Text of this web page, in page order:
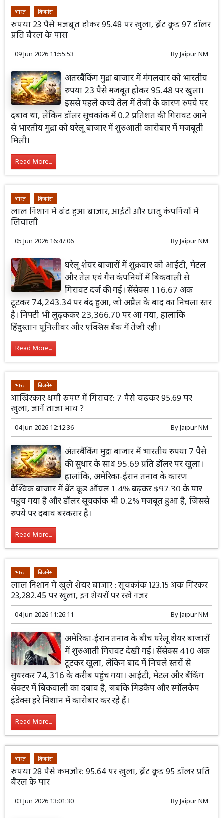
भारत बिजनेस
रुपया 23 पैसे मजबूत होकर 95.48 पर खुला, ब्रेंट क्रूड 97 डॉलर
प्रति बैरल के पास
09 Jun 2026 11:55:53 ByJaipur NM
अंतरबैंकिंग मुद्रा बाजार में मंगलवार को भारतीय
रुपया 23 पैसे मजबूत होकर 95.48 पर खुला।
इससे पहले कच्चे तेल में तेजी के कारण रुपये पर
दबाव था, लेकिन डॉलर सूचकांक में 0.2 प्रतिशत की गिरावट आने
से भारतीय मुद्रा को घरेलू बाजार में शुरुआती कारोबार में मजबूती
मिली।
Read More...
भारत बिजनेस
लाल निशान में बंद हुआ बाजार, आईटी और धातु कंपनियों में
लिवाली
05 Jun 2026 16:47:06 ByJaipur NM
घरेलू शेयर बाजारों में शुक्रवार को आईटी, मेटल
और तेल एवं गैस कंपनियों में बिकवाली से
गिरावट दर्ज की गई। सेंसेक्स 116.67 अंक
टूटकर 74,243.34 पर बंद हुआ, जो अप्रैल के बाद का निचला स्तर
है। निफ्टी भी लुढ़ककर 23,366.70 पर आ गया, हालांकि
हिंदुस्तान यूनिलीवर और एक्सिस बैंक में तेजी रही।
Read More...
भारत बिजनेस
आखिरकार थमी रूपए में गिरावट: 7 पैसे चढ़कर 95.69 पर
खुला, जानें ताजा भाव ?
04 Jun 2026 12:12:36 ByJaipur NM
अंतरबैंकिंग मुद्रा बाजार में भारतीय रुपया 7 पैसे
की सुधार के साथ 95.69 प्रति डॉलर पर खुला।
हालांकि, अमेरिका-ईरान तनाव के कारण
वैश्विक बाजार में ब्रेंट क्रूड ऑयल 1.4% बढ़कर $97.30 के पार
पहुंच गया है और डॉलर सूचकांक भी 0.2% मजबूत हुआ है, जिससे
रुपये पर दबाव बरकरार है।
Read More...
भारत बिजनेस
लाल निशान में खुले शेयर बाजार : सूचकांक 123.15 अंक गिरकर
23,282.45 पर खुला, इन शेयरों पर रखें नज़र
04 Jun 2026 11:26:11 ByJaipur NM
अमेरिका-ईरान तनाव के बीच घरेलू शेयर बाजारों
में शुरुआती गिरावट देखी गई। सेंसेक्स 410 अंक
टूटकर खुला, लेकिन बाद में निचले स्तरों से
सुधरकर 74,316 के करीब पहुंच गया। आईटी, मेटल और बैंकिंग
सेक्टर में बिकवाली का दबाव है, जबकि मिडकैप और स्मॉलकैप
इंडेक्स हरे निशान में कारोबार कर रहे हैं।
Read More...
भारत बिजनेस
रुपया 28 पैसे कमजोर: 95.64 पर खुला, ब्रेंट क्रूड 95 डॉलर प्रति
बैरल के पार
03 Jun 2026 13:01:30 ByJaipur NM